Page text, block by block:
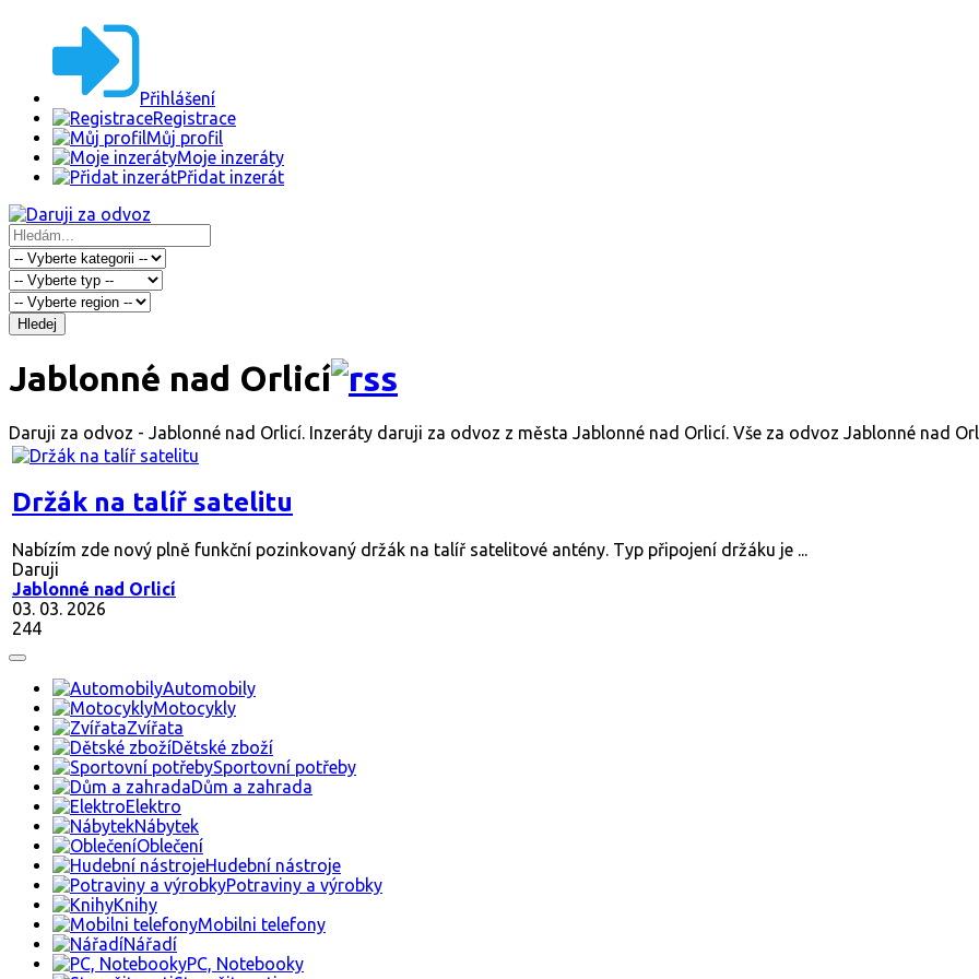
Přihlášení
Registrace
Můj profil
Moje inzeráty
Přidat inzerát
Hledej
Jablonné nad Orlicí
Daruji za odvoz - Jablonné nad Orlicí. Inzeráty daruji za odvoz z města Jablonné nad Orlicí. Vše za odvoz Jablonné nad
Držák na talíř satelitu
Nabízím zde nový plně funkční pozinkovaný držák na talíř satelitové antény. Typ připojení držáku je ...
Daruji
Jablonné nad Orlicí
03. 03. 2026
244
Automobily
Motocykly
Zvířata
Dětské zboží
Sportovní potřeby
Dům a zahrada
Elektro
Nábytek
Oblečení
Hudební nástroje
Potraviny a výrobky
Knihy
Mobilni telefony
Nářadí
PC, Notebooky